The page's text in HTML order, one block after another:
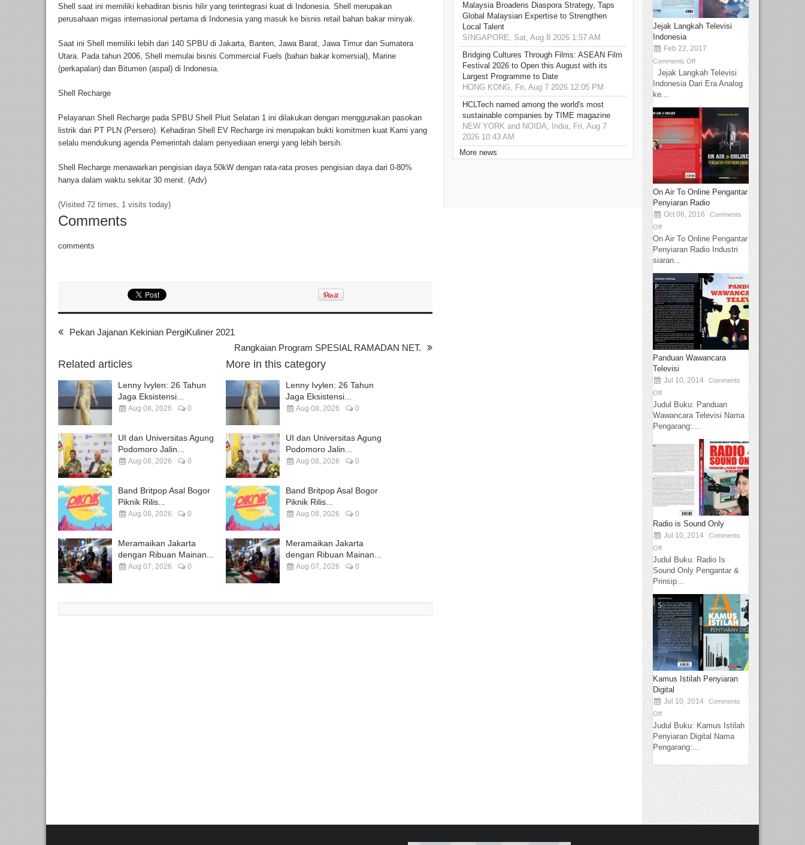
Shell saat ini memiliki kehadiran bisnis hilir yang terintegrasi kuat di Indonesia. Shell merupakan
perusahaan migas internasional pertama di Indonesia yang masuk ke bisnis retail bahan bakar minyak.
Saat ini Shell memiliki lebih dari 140 SPBU di Jakarta, Banten, Jawa Barat, Jawa Timur dan Sumatera
Utara. Pada tahun 2006, Shell memulai bisnis Commercial Fuels (bahan bakar komersial), Marine
(perkapalan) dan Bitumen (aspal) di Indonesia.
Shell Recharge
Pelayanan Shell Recharge pada SPBU Shell Pluit Selatan 1 ini dilakukan dengan menggunakan pasokan
listrik dari PT PLN (Persero). Kehadiran Shell EV Recharge ini merupakan bukti komitmen kuat Kami yang
selalu mendukung agenda Pemerintah dalam penyediaan energi yang lebih bersih.
Shell Recharge menawarkan pengisian daya 50kW dengan rata-rata proses pengisian daya dari 0-80%
hanya dalam waktu sekitar 30 menit. (Adv)
(Visited 72 times, 1 visits today)
Comments
comments
Pekan Jajanan Kekinian PergiKuliner 2021
Rangkaian Program SPESIAL RAMADAN NET.
Related articles
Lenny Ivylen: 26 Tahun
Jaga Eksistensi...
Aug 08, 2026 0
UI dan Universitas Agung
Podomoro Jalin...
Aug 08, 2026 0
Band Britpop Asal Bogor
Piknik Rilis...
Aug 08, 2026 0
Meramaikan Jakarta
dengan Ribuan Mainan...
Aug 07, 2026 0
More in this category
Lenny Ivylen: 26 Tahun
Jaga Eksistensi...
Aug 08, 2026 0
UI dan Universitas Agung
Podomoro Jalin...
Aug 08, 2026 0
Band Britpop Asal Bogor
Piknik Rilis...
Aug 08, 2026 0
Meramaikan Jakarta
dengan Ribuan Mainan...
Aug 07, 2026 0
Malaysia Broadens Diaspora Strategy, Taps
Global Malaysian Expertise to Strengthen
Local Talent
SINGAPORE, Sat, Aug 8 2026 1:57 AM
Bridging Cultures Through Films: ASEAN Film
Festival 2026 to Open this August with its
Largest Programme to Date
HONG KONG, Fri, Aug 7 2026 12:05 PM
HCLTech named among the world's most
sustainable companies by TIME magazine
NEW YORK and NOIDA, India, Fri, Aug 7
2026 10:43 AM
More news
Jejak Langkah Televisi
Indonesia
Feb 22, 2017
Comments Off
Jejak Langkah Televisi
Indonesia Dari Era Analog
ke...
On Air To Online Pengantar
Penyiaran Radio
Oct 06, 2016
Comments
Off
On Air To Online Pengantar
Penyiaran Radio Industri
siaran...
Panduan Wawancara
Televisi
Jul 10, 2014
Comments
Off
Judul Buku: Panduan
Wawancara Televisi Nama
Pengarang:...
Radio is Sound Only
Jul 10, 2014
Comments
Off
Judul Buku: Radio Is
Sound Only Pengantar &
Prinsip...
Kamus Istilah Penyiaran
Digital
Jul 10, 2014
Comments
Off
Judul Buku: Kamus Istilah
Penyiaran Digital Nama
Pengarang:...